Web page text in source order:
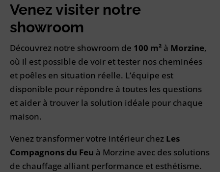
Venez visiter notre
showroom
Découvrez notre showroom de 100 m² à Morzine,
où il est possible de voir et tester nos cheminées
et poêles en situation réelle. L’équipe est
disponible pour répondre à toutes les questions
et aider à trouver la solution idéale pour chaque
maison.
Venez transformer votre intérieur chez Les
Compagnons du Feu à Morzine avec des solutions
de chauffage alliant performance et esthétisme.